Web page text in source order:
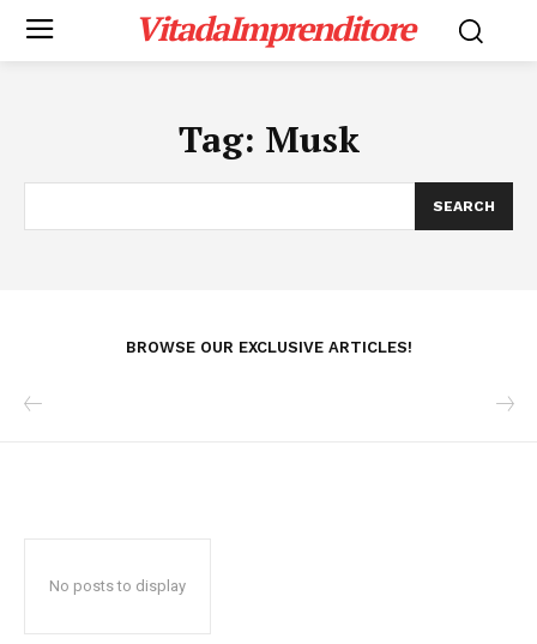
VitadaImprenditore
Tag: Musk
SEARCH
BROWSE OUR EXCLUSIVE ARTICLES!
No posts to display